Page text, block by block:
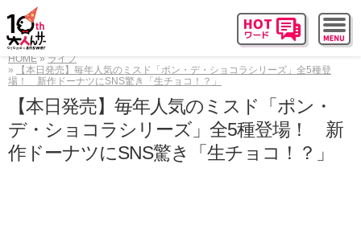
HOME
ライフ
【本日発売】毎年人気のミスド「ポン・デ・ショコラシリーズ」全5種登
場！ 新作ドーナツにSNS驚き「生チョコ！？」
【本日発売】毎年人気のミスド「ポン・
デ・ショコラシリーズ」全5種登場！ 新
作ドーナツにSNS驚き「生チョコ！？」